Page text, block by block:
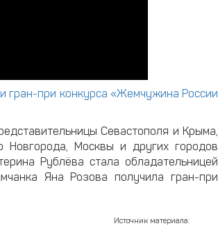
гран-при конкурса «Жемчужина России
Севастополя и Крыма,
Новгорода, Москвы и других городов
Рублёва стала обладательницей
Яна Розова получила гран-при
Источник материала: